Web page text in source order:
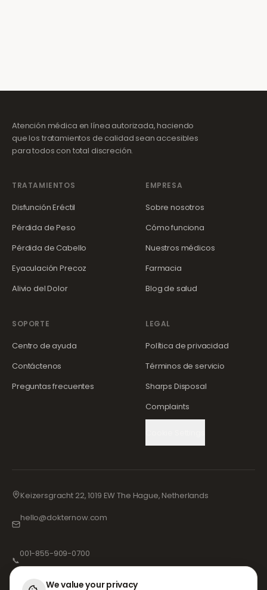
Atención médica en línea autorizada, haciendo
que los tratamientos de calidad sean accesibles
para todos con total discreción.
TRATAMIENTOS
Disfunción Eréctil
Pérdida de Peso
Pérdida de Cabello
Eyaculación Precoz
Alivio del Dolor
EMPRESA
Sobre nosotros
Cómo funciona
Nuestros médicos
Farmacia
Blog de salud
SOPORTE
Centro de ayuda
Contáctenos
Preguntas frecuentes
LEGAL
Política de privacidad
Términos de servicio
Sharps Disposal
Complaints
Keizersgracht 22, 1019 EW The Hague, Netherlands
hello@dokternow.com
📞
001-855-909-0700
We value your privacy